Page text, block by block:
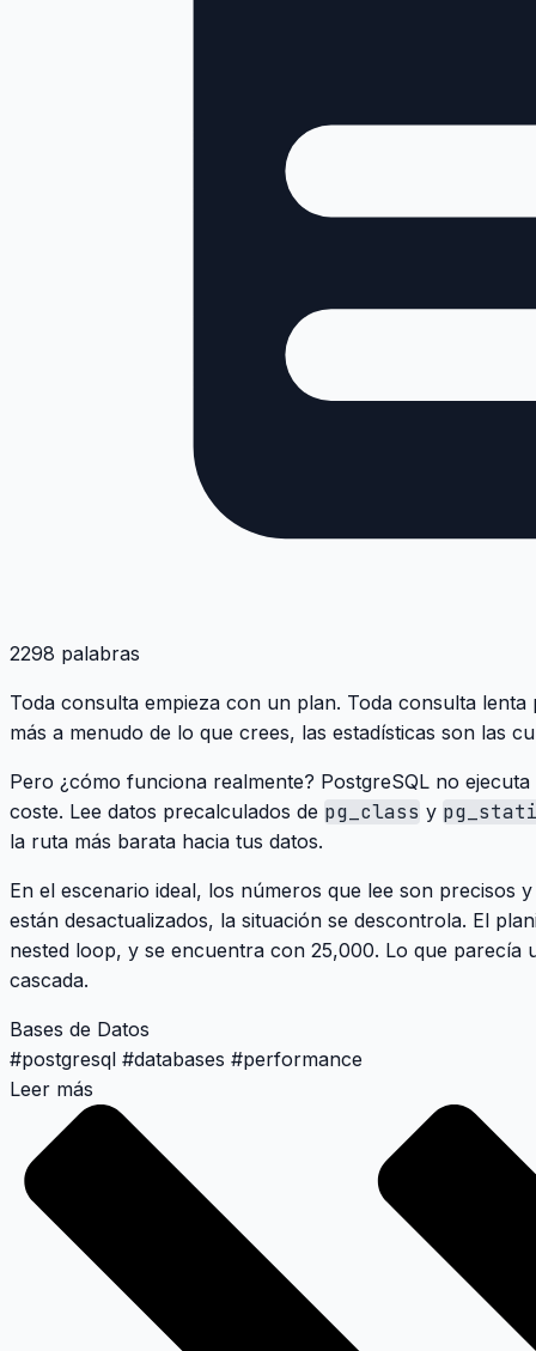
2298 palabras
Toda consulta empieza con un plan. Toda consulta
más a menudo de lo que crees, las estadísticas son las
Pero ¿cómo funciona realmente? PostgreSQL no
coste. Lee datos precalculados de pg_class y
la ruta más barata hacia tus datos.
En el escenario ideal, los números que lee son precisos
están desactualizados, la situación se descontrola. El
nested loop, y se encuentra con 25,000. Lo que
cascada.
Bases de Datos
#postgresql #databases #performance
Leer más